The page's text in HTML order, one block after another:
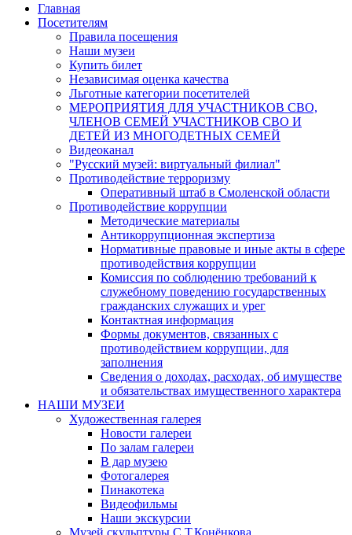
Главная
Посетителям
Правила посещения
Наши музеи
Купить билет
Независимая оценка качества
Льготные категории посетителей
МЕРОПРИЯТИЯ ДЛЯ УЧАСТНИКОВ СВО,
ЧЛЕНОВ СЕМЕЙ УЧАСТНИКОВ СВО И
ДЕТЕЙ ИЗ МНОГОДЕТНЫХ СЕМЕЙ
Видеоканал
"Русский музей: виртуальный филиал"
Противодействие терроризму
Оперативный штаб в Смоленской области
Противодействие коррупции
Методические материалы
Антикоррупционная экспертиза
Нормативные правовые и иные акты в сфере
противодействия коррупции
Комиссия по соблюдению требований к
служебному поведению государственных
гражданских служащих и урег
Контактная информация
Формы документов, связанных с
противодействием коррупции, для
заполнения
Сведения о доходах, расходах, об имуществе
и обязательствах имущественного характера
НАШИ МУЗЕИ
Художественная галерея
Новости галереи
По залам галереи
В дар музею
Фотогалерея
Пинакотека
Видеофильмы
Наши экскурсии
Музей скульптуры С.Т.Конёнкова